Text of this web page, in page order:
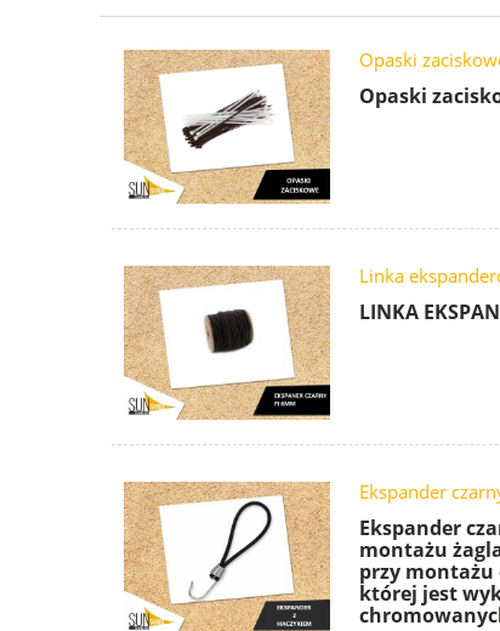
Opaski
Opaski
Linka
LINKA
Ekspander
Ekspander
montażu
przy montażu
której jest